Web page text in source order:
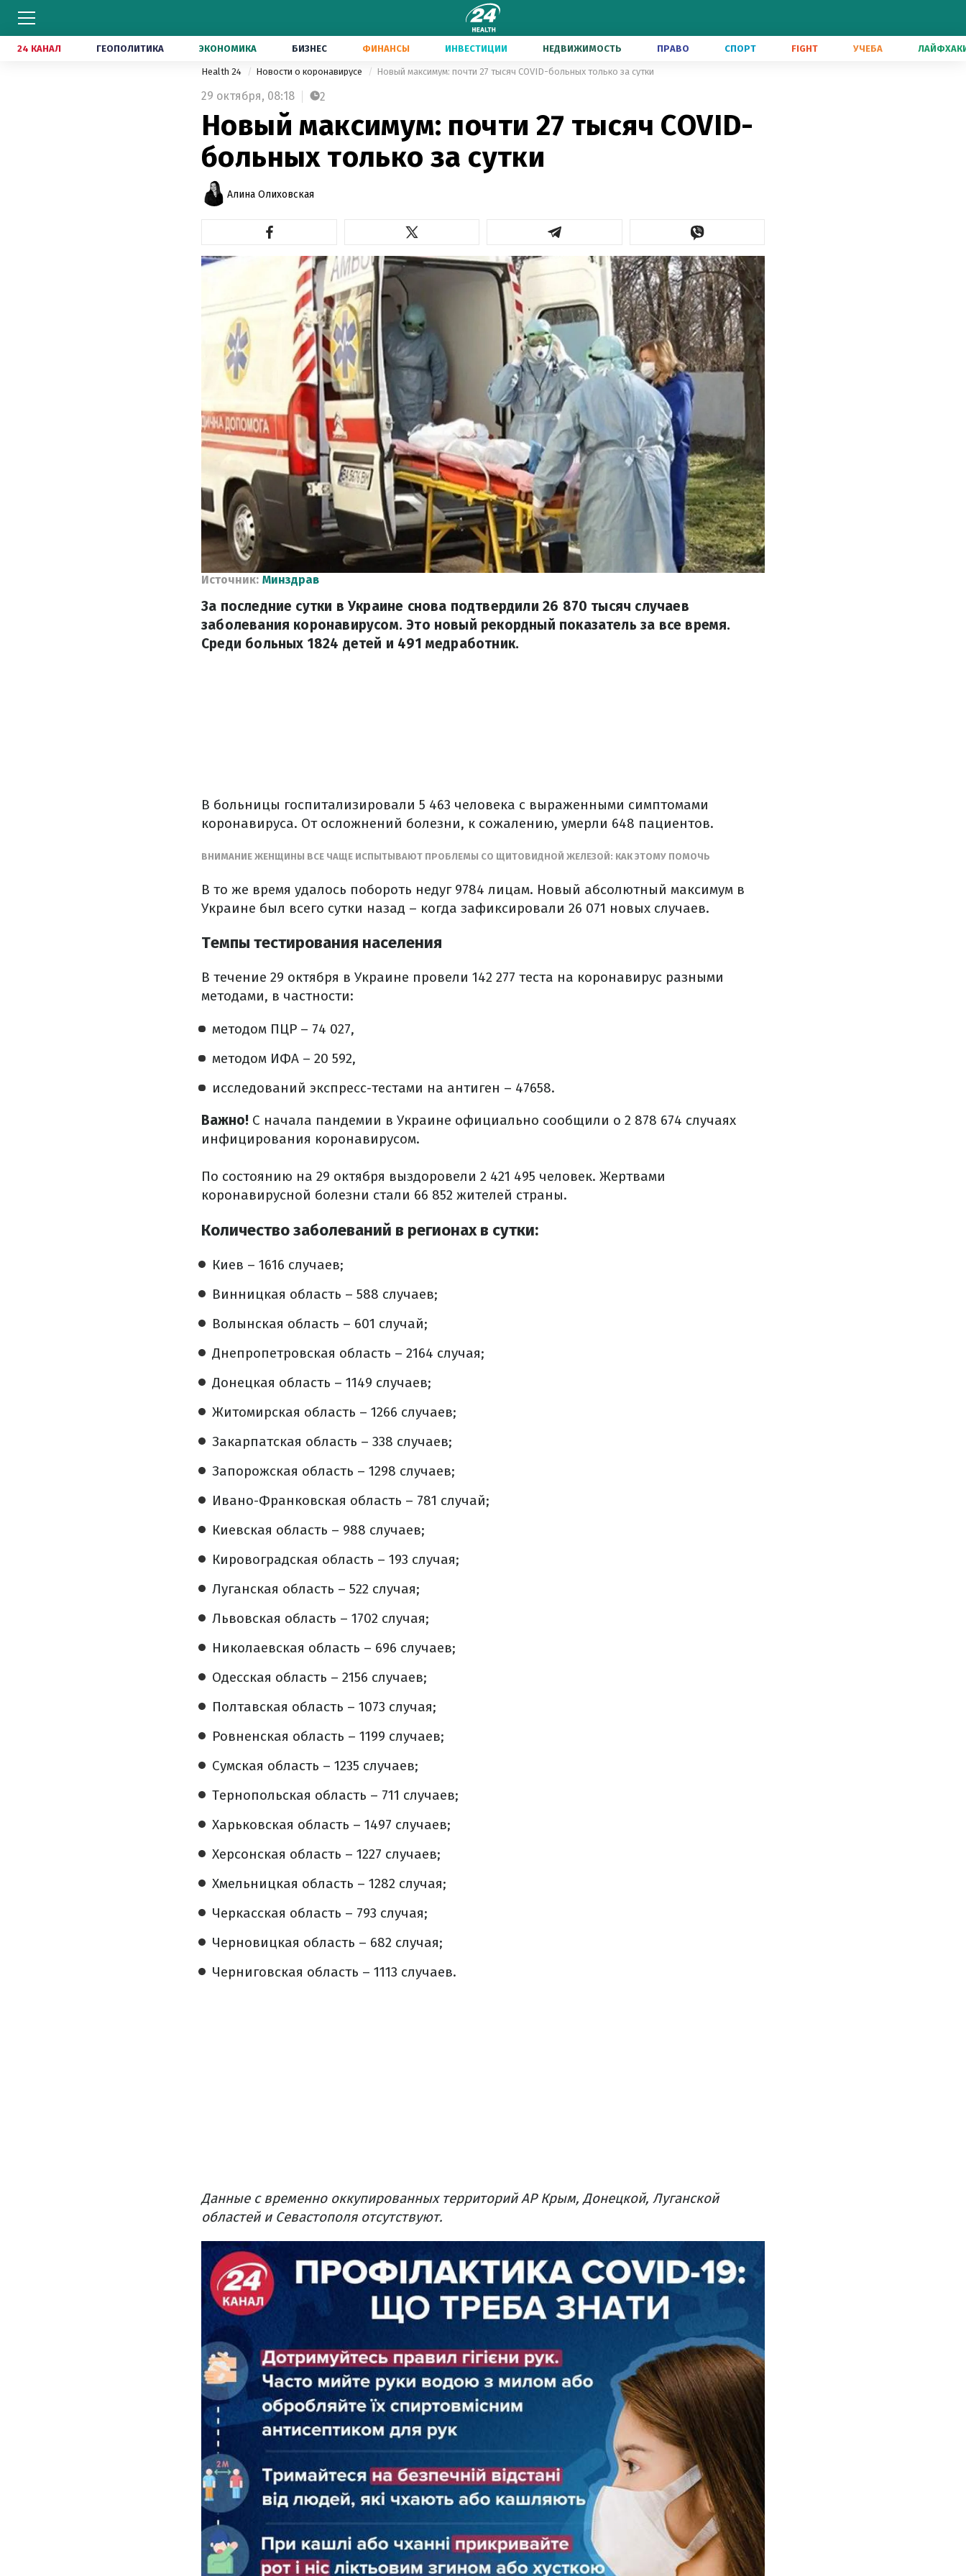
24 КАНАЛ ГЕОПОЛИТИКА ЭКОНОМИКА БИЗНЕС ФИНАНСЫ ИНВЕСТИЦИИ НЕДВИЖИМОСТЬ ПРАВО СПОРТ FIGHT УЧЕБА
Health 24 Новости о коронавирусе Новый максимум: почти 27 тысяч COVID-больных только за сутки
29 октября, 08:18 2
Новый максимум: почти 27 тысяч COVID-
больных только за сутки
Алина Олиховская
Источник: Минздрав
За последние сутки в Украине снова подтвердили 26 870 тысяч случаев
заболевания коронавирусом. Это новый рекордный показатель за все время.
Среди больных 1824 детей и 491 медработник.
В больницы госпитализировали 5 463 человека с выраженными симптомами
коронавируса. От осложнений болезни, к сожалению, умерли 648 пациентов.
ВНИМАНИЕ ЖЕНЩИНЫ ВСЕ ЧАЩЕ ИСПЫТЫВАЮТ ПРОБЛЕМЫ СО ЩИТОВИДНОЙ ЖЕЛЕЗОЙ: КАК ЭТОМУ ПОМОЧЬ
В то же время удалось побороть недуг 9784 лицам. Новый абсолютный максимум в
Украине был всего сутки назад – когда зафиксировали 26 071 новых случаев.
Темпы тестирования населения
В течение 29 октября в Украине провели 142 277 теста на коронавирус разными
методами, в частности:
методом ПЦР – 74 027,
методом ИФА – 20 592,
исследований экспресс-тестами на антиген – 47658.
Важно! С начала пандемии в Украине официально сообщили о 2 878 674 случаях
инфицирования коронавирусом.
По состоянию на 29 октября выздоровели 2 421 495 человек. Жертвами
коронавирусной болезни стали 66 852 жителей страны.
Количество заболеваний в регионах в сутки:
Киев – 1616 случаев;
Винницкая область – 588 случаев;
Волынская область – 601 случай;
Днепропетровская область – 2164 случая;
Донецкая область – 1149 случаев;
Житомирская область – 1266 случаев;
Закарпатская область – 338 случаев;
Запорожская область – 1298 случаев;
Ивано-Франковская область – 781 случай;
Киевская область – 988 случаев;
Кировоградская область – 193 случая;
Луганская область – 522 случая;
Львовская область – 1702 случая;
Николаевская область – 696 случаев;
Одесская область – 2156 случаев;
Полтавская область – 1073 случая;
Ровненская область – 1199 случаев;
Сумская область – 1235 случаев;
Тернопольская область – 711 случаев;
Харьковская область – 1497 случаев;
Херсонская область – 1227 случаев;
Хмельницкая область – 1282 случая;
Черкасская область – 793 случая;
Черновицкая область – 682 случая;
Черниговская область – 1113 случаев.
Данные с временно оккупированных территорий АР Крым, Донецкой, Луганской
областей и Севастополя отсутствуют.